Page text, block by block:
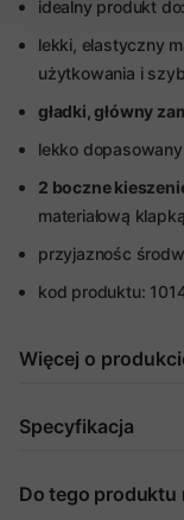
idealny produkt
lekki, elastyczny
użytkowania i
gładki, główny
lekko
2 boczne
materiałową klapką
przyjaznośc
kod produktu:
Więcej o
Specyfikacja
Do tego produktu